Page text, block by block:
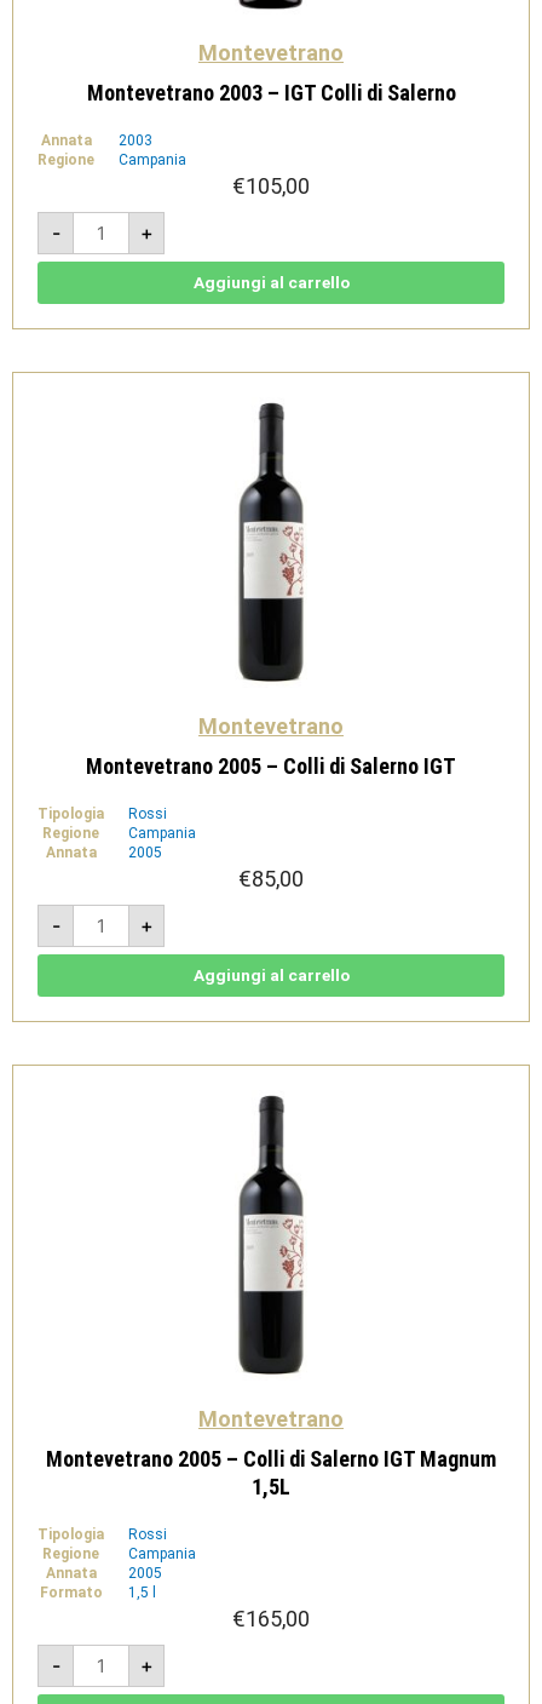
Montevetrano
Montevetrano 2003 – IGT Colli di Salerno
Annata
2003
Regione
Campania
€105,00
-
Montevetrano
2003
-
IGT
quantità
+
Aggiungi al carrello
Montevetrano
Montevetrano 2005 – Colli di Salerno IGT
Tipologia
Rossi
Regione
Campania
Annata
2005
€85,00
-
Montevetrano
2005
-
Colli
quantità
+
Aggiungi al carrello
Montevetrano
Montevetrano 2005 – Colli di Salerno IGT Magnum
1,5L
Tipologia
Rossi
Regione
Campania
Annata
2005
Formato
1,5 l
€165,00
-
Montevetrano
2005
-
Colli
+